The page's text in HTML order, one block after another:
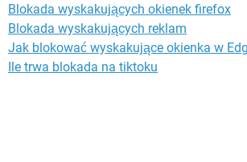
Blokada wyskakujących okienek firefox
Blokada wyskakujących reklam
Jak blokować wyskakujące okienka w
Ile trwa blokada na tiktoku